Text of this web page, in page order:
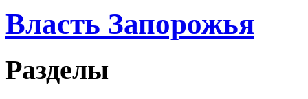
Власть Запорожья
Разделы